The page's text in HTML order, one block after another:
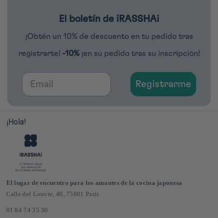
El boletín de iRASSHAi
¡Obtén un 10% de descuento en tu pedido tras
registrarte! -10% ¡en su pedido tras su inscripción!
Email
Registrarme
¡Hola!
El lugar de encuentro para los amantes de la cocina japonesa
Calle del Louvre, 40, 75001 París
01 84 74 35 30